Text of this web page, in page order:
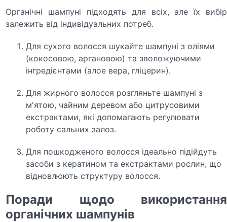
Органічні шампуні підходять для всіх, але їх вибір
залежить від індивідуальних потреб.
Для сухого волосся шукайте шампуні з оліями
(кокосовою, аргановою) та зволожуючими
інгредієнтами (алое вера, гліцерин).
Для жирного волосся розгляньте шампуні з
м'ятою, чайним деревом або цитрусовими
екстрактами, які допомагають регулювати
роботу сальних залоз.
Для пошкодженого волосся ідеально підійдуть
засоби з кератином та екстрактами рослин, що
відновлюють структуру волосся.
Поради щодо використання
органічних шампунів